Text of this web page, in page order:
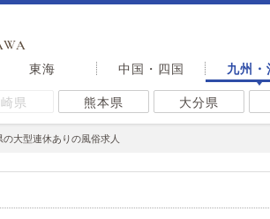
東海 中国・四国 九州・
県 熊本県 大分県
の大型連休ありの風俗求人